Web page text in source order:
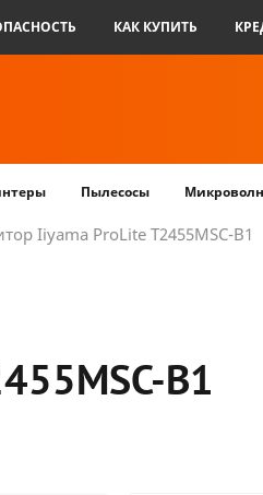
КАК КУПИТЬ
Пылесосы
Iiyama ProLite T2455MSC-B1
B1